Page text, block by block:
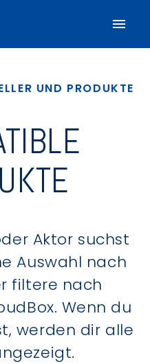
UND PRODUKTE
Aktor suchst
Auswahl nach
filtere nach
Wenn du
werden dir alle